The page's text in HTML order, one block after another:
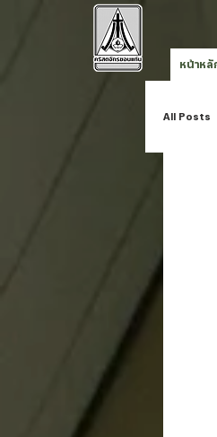
หน้าหลั
All Posts
ค